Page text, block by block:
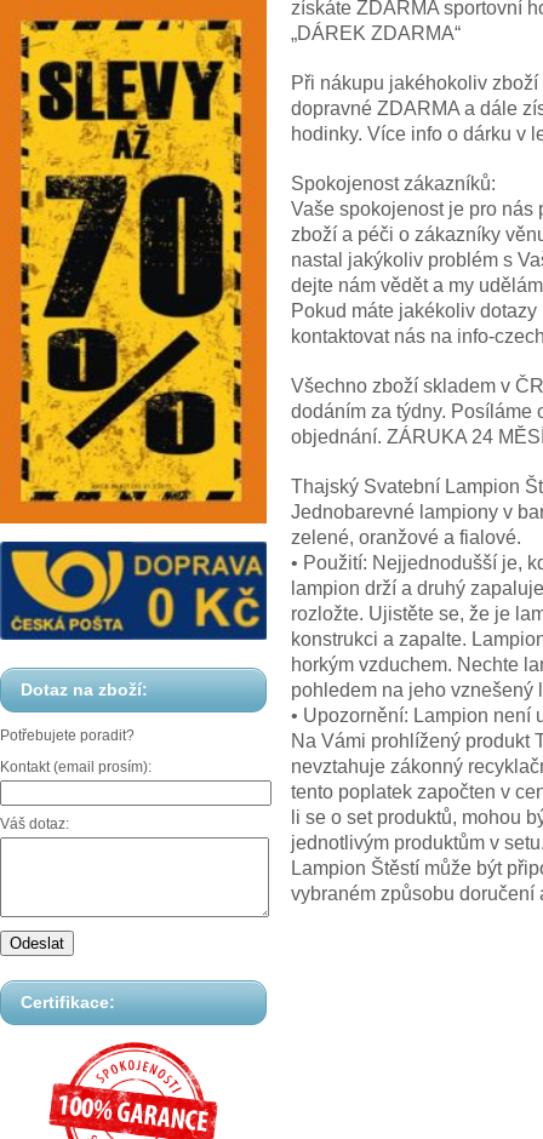
Dotaz na zboží:
Potřebujete poradit?
Kontakt (email prosím):
Váš dotaz:
Certifikace:
získáte ZDARMA sportovní
„DÁREK ZDARMA“
Při nákupu jakéhokoliv
dopravné ZDARMA a dále
hodinky. Více info o dárku v
Spokojenost zákazníků:
Vaše spokojenost je pro nás
zboží a péči o zákazníky
nastal jakýkoliv problém s
dejte nám vědět a my
Pokud máte jakékoliv
kontaktovat nás na info-
Všechno zboží skladem v
dodáním za týdny. Posíláme
objednání. ZÁRUKA 24
Thajský Svatební Lampion
Jednobarevné lampiony v
zelené, oranžové a fialové.
• Použití: Nejjednodušší je,
lampion drží a druhý
rozložte. Ujistěte se, že je
konstrukci a zapalte.
horkým vzduchem. Nechte
pohledem na jeho vznešený
• Upozornění: Lampion není
Na Vámi prohlížený produkt
nevztahuje zákonný
tento poplatek započten v
li se o set produktů, mohou
jednotlivým produktům v
Lampion Štěstí může být
vybraném způsobu doručení